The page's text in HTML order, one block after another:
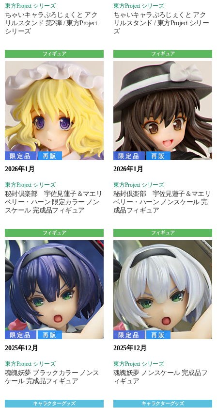
東方Project シリーズ
ちゃいキャラぷろじぇくと アク
リルスタンド 第2弾 / 東方Project
シリーズ
東方Project シリーズ
ちゃいキャラぷろじぇくと アク
リルスタンド / 東方Project シリー
ズ
フィギュア
限定品 再販
2026年1月
東方Project シリーズ
秘封倶楽部 宇佐見蓮子＆マエリ
ベリー・ハーン 限定カラー ノン
スケール 完成品フィギュア
フィギュア
限定品 再販
2026年1月
東方Project シリーズ
秘封倶楽部 宇佐見蓮子＆マエリ
ベリー・ハーン ノンスケール 完
成品フィギュア
フィギュア
限定品 再販
2025年12月
東方Project シリーズ
魂魄妖夢 ブラックカラー ノンス
ケール 完成品フィギュア
フィギュア
限定品 再販
2025年12月
東方Project シリーズ
魂魄妖夢 ノンスケール 完成品フ
ィギュア
キャラクターグッズ キャラクターグッズ